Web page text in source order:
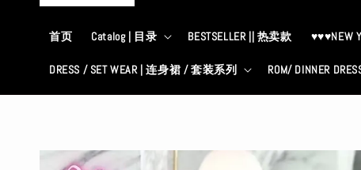
首页 Catalog | 目录 BESTSELLER || 热卖款 ♥♥♥NEW
DRESS / SET WEAR | 连身裙 / 套装系列 ROM/ DINNER